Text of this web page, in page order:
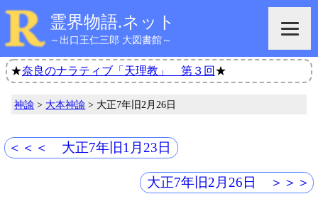
霊界物語.ネット
～出口王仁三郎 大図書館～
★奈良のナラティブ「天理教」 第３回 ★
神諭 > 大本神諭 > 大正7年旧2月26日
＜＜＜ 大正7年旧1月23日
大正7年旧2月26日 ＞＞＞